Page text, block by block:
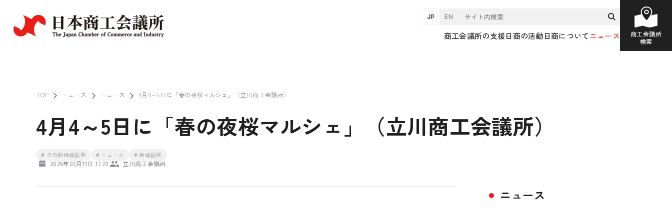
JP EN
商工会議所の支援日商の活動日商についてニュース
商工会議所
検索
TOP ニュース ニュース 4月4～5日に「春の夜桜マルシェ」（立川商工会議所）
4月4～5日に「春の夜桜マルシェ」（立川商工会議所）
# その他地域振興 # ニュース # 地域振興
2026年03月11日 17:23 立川商工会議所
ニュース